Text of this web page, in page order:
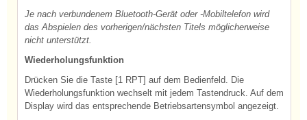
Je nach verbundenem Bluetooth-Gerät oder -Mobiltelefon wird
das Abspielen des vorherigen/nächsten Titels möglicherweise
nicht unterstützt.
Wiederholungsfunktion
Drücken Sie die Taste [1 RPT] auf dem Bedienfeld. Die
Wiederholungsfunktion wechselt mit jedem Tastendruck. Auf dem
Display wird das entsprechende Betriebsartensymbol angezeigt.